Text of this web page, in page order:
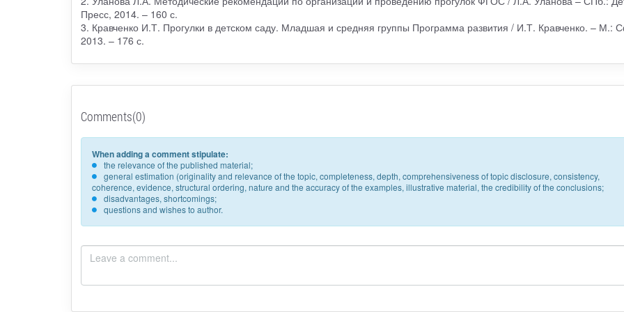
Пресс, 2014. – 160 с.
3. Кравченко И.Т. Прогулки в детском саду. Младшая и средняя группы Программа развития / И.Т. Кравченко. – М.:
2013. – 176 с.
Comments(0)
When adding a comment stipulate:
the relevance of the published material;
general estimation (originality and relevance of the topic, completeness, depth, comprehensiveness of topic disclosure, consistency,
coherence, evidence, structural ordering, nature and the accuracy of the examples, illustrative material, the credibility of the conclusions;
disadvantages, shortcomings;
questions and wishes to author.